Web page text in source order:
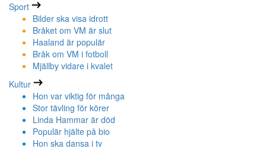
Sport
Bilder ska visa idrott
Bråket om VM är slut
Haaland är populär
Bråk om VM i fotboll
Mjällby vidare i kvalet
Kultur
Hon var viktig för många
Stor tävling för körer
Linda Hammar är död
Populär hjälte på bio
Hon ska dansa i tv